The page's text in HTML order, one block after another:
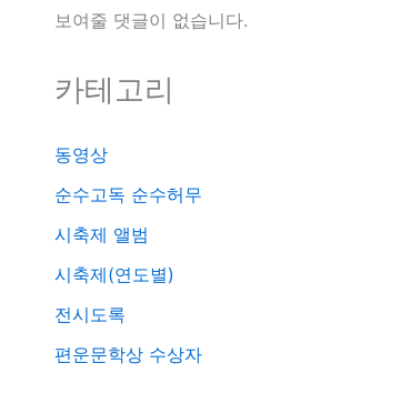
보여줄 댓글이 없습니다.
카테고리
동영상
순수고독 순수허무
시축제 앨범
시축제(연도별)
전시도록
편운문학상 수상자